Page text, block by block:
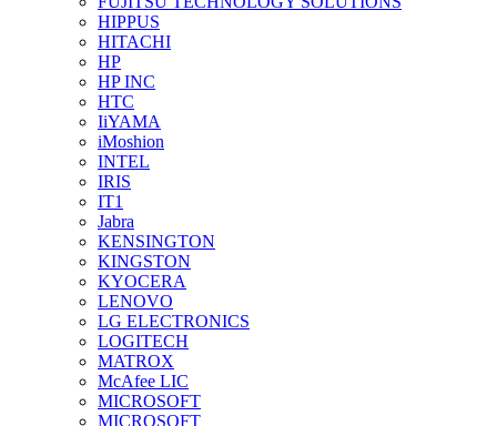
HIPPUS
HITACHI
HP
HP INC
HTC
IiYAMA
iMoshion
INTEL
IRIS
IT1
Jabra
KENSINGTON
KINGSTON
KYOCERA
LENOVO
LG ELECTRONICS
LOGITECH
MATROX
McAfee LIC
MICROSOFT
MICROSOFT